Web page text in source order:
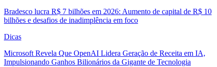
Bradesco lucra R$ 7 bilhões em 2026: Aumento de capital de R$ 10
bilhões e desafios de inadimplência em foco
Dicas
Microsoft Revela Que OpenAI Lidera Geração de Receita em IA,
Impulsionando Ganhos Bilionários da Gigante de Tecnologia